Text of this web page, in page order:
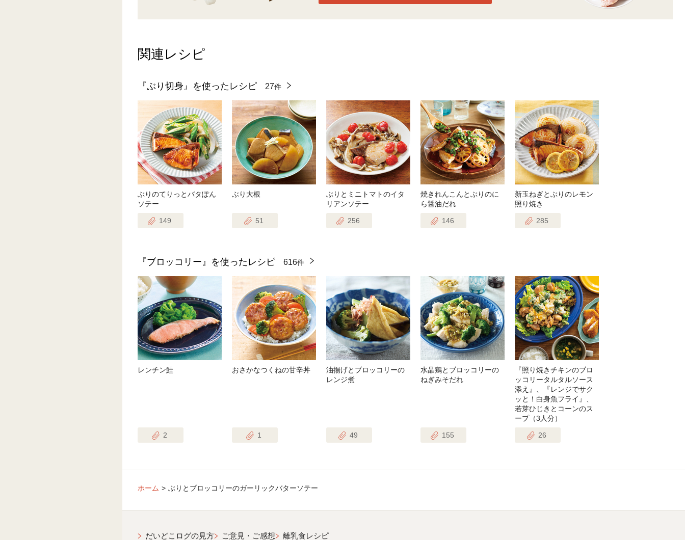
関連レシピ
『ぶり切身』を使ったレシピ 27件
ぶりのてりっとバタぽん
ソテー
149
ぶり大根
51
ぶりとミニトマトのイタ
リアンソテー
256
焼きれんこんとぶりのに
ら醤油だれ
146
新玉ねぎとぶりのレモン
照り焼き
285
『ブロッコリー』を使ったレシピ 616件
レンチン鮭
2
おさかなつくねの甘辛丼
1
油揚げとブロッコリーの
レンジ煮
49
水晶鶏とブロッコリーの
ねぎみそだれ
155
『照り焼きチキンのブロ
ッコリータルタルソース
添え』、『レンジでサク
ッと！白身魚フライ』、
若芽ひじきとコーンのス
ープ（3人分）
26
ホーム ぶりとブロッコリーのガーリックバターソテー
だいどこログの見方 ご意見・ご感想 離乳食レシピ